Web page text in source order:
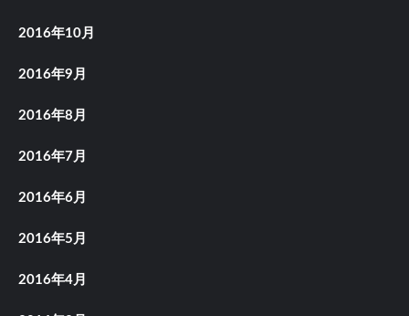
2016年10月
2016年9月
2016年8月
2016年7月
2016年6月
2016年5月
2016年4月